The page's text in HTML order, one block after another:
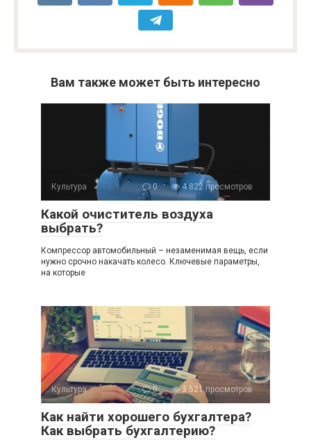
Вам также может быть интересно
Культура 0 4 822 просмотров
Какой очиститель воздуха
выбрать?
Компрессор автомобильный – незаменимая вещь, если
нужно срочно накачать колесо. Ключевые параметры,
на которые
Культура 0 3 521 просмотров
Как найти хорошего бухгалтера?
Как выбрать бухгалтерию?